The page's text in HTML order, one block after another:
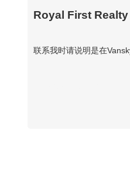
Royal First Realty
联系我时请说明是在